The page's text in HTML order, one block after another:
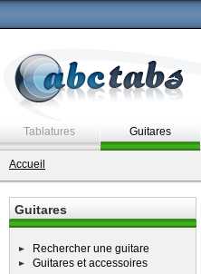
Tablatures Guitares
Accueil
Guitares
Rechercher une guitare
Guitares et accessoires